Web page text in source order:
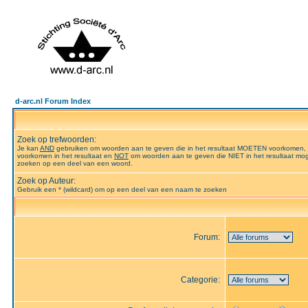
d-arc.nl Forum Index
Zoek op trefwoorden:
Je kan AND gebruiken om woorden aan te geven die in het resultaat MOETEN voorkomen,
voorkomen in het resultaat en NOT om woorden aan te geven die NIET in het resultaat
zoeken op een deel van een woord.
Zoek op Auteur:
Gebruik een * (wildcard) om op een deel van een naam te zoeken
Forum:
Categorie: